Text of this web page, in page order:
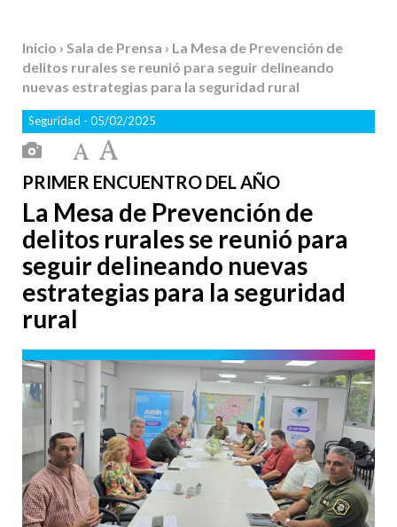
Inicio › Sala de Prensa › La Mesa de Prevención de
delitos rurales se reunió para seguir delineando
nuevas estrategias para la seguridad rural
Seguridad - 05/02/2025
PRIMER ENCUENTRO DEL AÑO
La Mesa de Prevención de
delitos rurales se reunió para
seguir delineando nuevas
estrategias para la seguridad
rural